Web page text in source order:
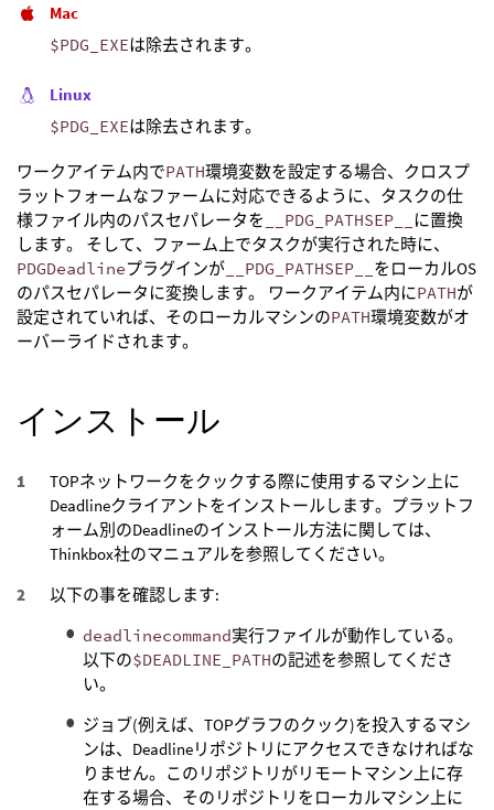
Mac
$PDG_EXEは除去されます。
Linux
$PDG_EXEは除去されます。
ワークアイテム内でPATH環境変数を設定する場合、クロスプ
ラットフォームなファームに対応できるように、タスクの仕
様ファイル内のパスセパレータを
__PDG_PATHSEP__
に置換
します。 そして、ファーム上でタスクが実行された時に、
PDGDeadlineプラグインが __PDG_PATHSEP__ をローカルOS
のパスセパレータに変換します。 ワークアイテム内にPATHが
設定されていれば、そのローカルマシンのPATH環境変数がオ
ーバーライドされます。
インストール
TOPネットワークをクックする際に使用するマシン上に
Deadlineクライアントをインストールします。プラットフ
ォーム別のDeadlineのインストール方法に関しては、
Thinkbox社のマニュアルを参照してください。
以下の事を確認します:
deadlinecommand実行ファイルが動作している。
以下の$DEADLINE_PATHの記述を参照してくださ
い。
ジョブ(例えば、TOPグラフのクック)を投入するマシ
ンは、Deadlineリポジトリにアクセスできなければな
りません。このリポジトリがリモートマシン上に存
在する場合、そのリポジトリをローカルマシン上に